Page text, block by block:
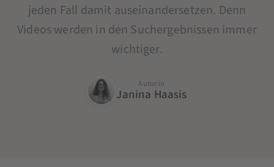
jeden Fall damit auseinandersetzen. Denn
Videos werden in den Suchergebnissen immer
wichtiger.
Autor:in
Janina Haasis